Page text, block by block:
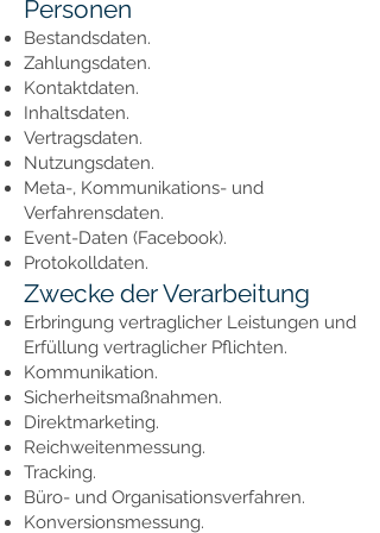
Personen
Bestandsdaten.
Zahlungsdaten.
Kontaktdaten.
Inhaltsdaten.
Vertragsdaten.
Nutzungsdaten.
Meta-, Kommunikations- und
Verfahrensdaten.
Event-Daten (Facebook).
Protokolldaten.
Zwecke der Verarbeitung
Erbringung vertraglicher Leistungen und
Erfüllung vertraglicher Pflichten.
Kommunikation.
Sicherheitsmaßnahmen.
Direktmarketing.
Reichweitenmessung.
Tracking.
Büro- und Organisationsverfahren.
Konversionsmessung.